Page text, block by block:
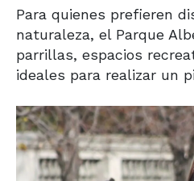
Para quienes prefieren
naturaleza, el Parque
parrillas, espacios
ideales para realizar un